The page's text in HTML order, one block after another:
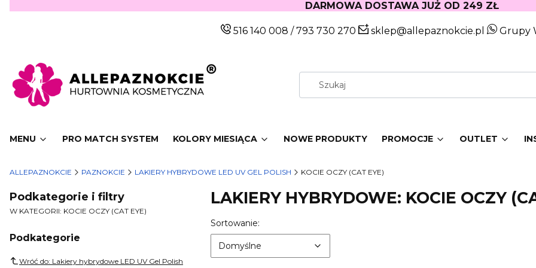
DARMOWA DOSTAWA JUŻ OD 249 ZŁ
516 140 008 /793 730 270 sklep@allepaznokcie.pl Grupy
MENU PRO MATCH SYSTEM KOLORY MIESIĄCA NOWE PRODUKTY PROMOCJE OUTLET
ALLEPAZNOKCIE PAZNOKCIE LAKIERY HYBRYDOWE LED UV GEL POLISH KOCIE OCZY (CAT EYE)
Podkategorie i filtry
W KATEGORII: KOCIE OCZY (CAT EYE)
Podkategorie
Wróć do: Lakiery hybrydowe LED UV Gel Polish
LAKIERY HYBRYDOWE: KOCIE OCZY
Lista produktów
Sortowanie:
Domyślne